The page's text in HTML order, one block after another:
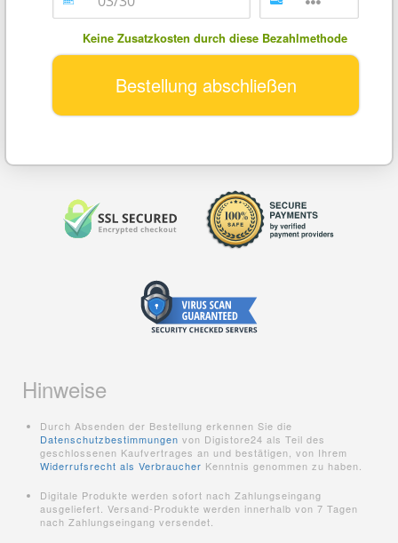
Keine Zusatzkosten durch diese Bezahlmethode
Bestellung abschließen
Hinweise
Durch Absenden der Bestellung erkennen Sie die
Datenschutzbestimmungen von Digistore24 als Teil des
geschlossenen Kaufvertrages an und bestätigen, von Ihrem
Widerrufsrecht als Verbraucher Kenntnis genommen zu haben.
Digitale Produkte werden sofort nach Zahlungseingang
ausgeliefert. Versand-Produkte werden innerhalb von 7 Tagen
nach Zahlungseingang versendet.